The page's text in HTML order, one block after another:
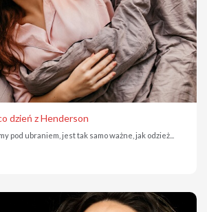
dzień z Henderson
pod ubraniem, jest tak samo ważne, jak odzież...